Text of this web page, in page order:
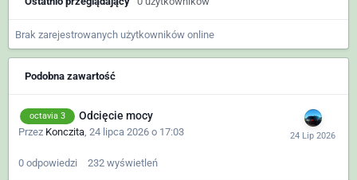
Brak zarejestrowanych użytkowników online
Podobna zawartość
octavia 3 Odcięcie mocy
Przez Konczita, 24 lipca 2026 o 17:03
0 odpowiedzi 232 wyświetleń